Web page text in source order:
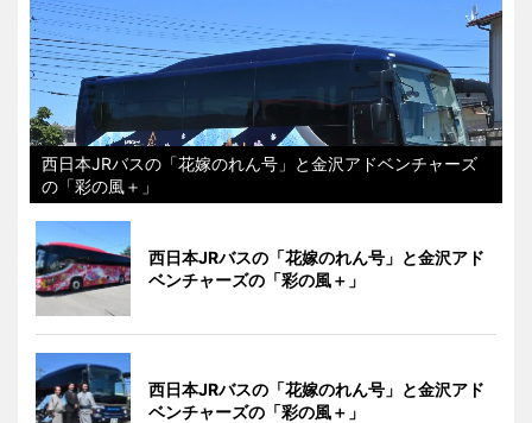
西日本JRバスの「花嫁のれん号」と金沢アドベンチャーズ
の「彩の風＋」
西日本JRバスの「花嫁のれん号」と金沢アド
ベンチャーズの「彩の風＋」
西日本JRバスの「花嫁のれん号」と金沢アド
ベンチャーズの「彩の風＋」